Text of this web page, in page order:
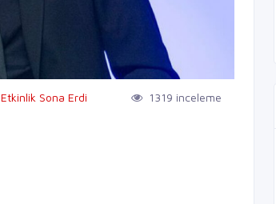
Etkinlik Sona Erdi 1319 inceleme